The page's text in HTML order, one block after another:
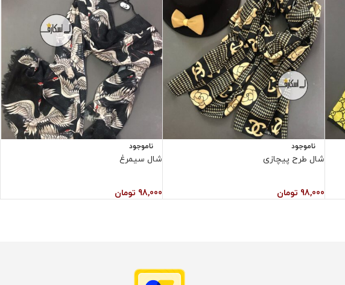
ناموجود
شال طرح پیچازی
98,000 تومان
ناموجود
شال سیمرغ
98,000 تومان